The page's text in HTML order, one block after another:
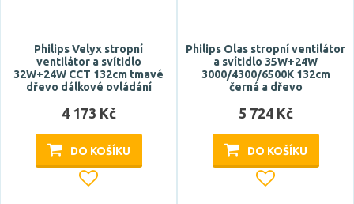
Barva světla
studená bílá
studená denní bílá
teplá bílá
Philips Velyx stropní
ventilátor a svítidlo
32W+24W CCT 132cm tmavé
dřevo dálkové ovládání
4 173 Kč
DO KOŠÍKU
Philips Olas stropní ventilátor
a svítidlo 35W+24W
3000/4300/6500K 132cm
černá a dřevo
5 724 Kč
DO KOŠÍKU